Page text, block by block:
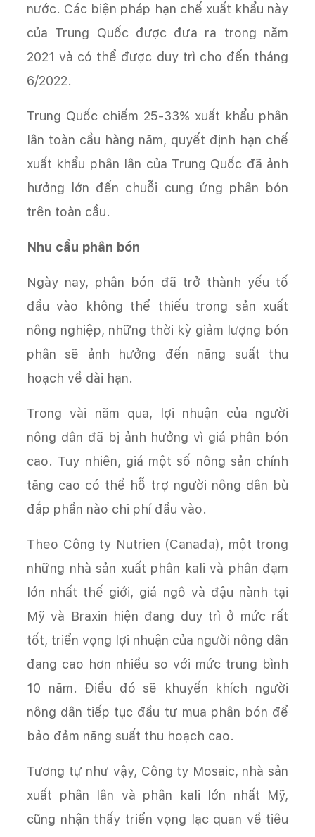
nước. Các biện pháp hạn chế xuất khẩu này
của Trung Quốc được đưa ra trong năm
2021 và có thể được duy trì cho đến tháng
6/2022.
Trung Quốc chiếm 25-33% xuất khẩu phân
lân toàn cầu hàng năm, quyết định hạn chế
xuất khẩu phân lân của Trung Quốc đã ảnh
hưởng lớn đến chuỗi cung ứng phân bón
trên toàn cầu.
Nhu cầu phân bón
Ngày nay, phân bón đã trở thành yếu tố
đầu vào không thể thiếu trong sản xuất
nông nghiệp, những thời kỳ giảm lượng bón
phân sẽ ảnh hưởng đến năng suất thu
hoạch về dài hạn.
Trong vài năm qua, lợi nhuận của người
nông dân đã bị ảnh hưởng vì giá phân bón
cao. Tuy nhiên, giá một số nông sản chính
tăng cao có thể hỗ trợ người nông dân bù
đắp phần nào chi phí đầu vào.
Theo Công ty Nutrien (Canađa), một trong
những nhà sản xuất phân kali và phân đạm
lớn nhất thế giới, giá ngô và đậu nành tại
Mỹ và Braxin hiện đang duy trì ở mức rất
tốt, triển vọng lợi nhuận của người nông dân
đang cao hơn nhiều so với mức trung bình
10 năm. Điều đó sẽ khuyến khích người
nông dân tiếp tục đầu tư mua phân bón để
bảo đảm năng suất thu hoạch cao.
Tương tự như vậy, Công ty Mosaic, nhà sản
xuất phân lân và phân kali lớn nhất Mỹ,
cũng nhận thấy triển vọng lạc quan về tiêu